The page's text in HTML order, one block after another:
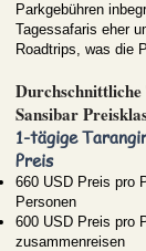
Parkgebühren
Tagessafaris eher
Roadtrips, was die
Durchschnittliche
Sansibar
1-tägige
Preis
660 USD Preis pro
Personen
600 USD Preis pro
zusammenreisen